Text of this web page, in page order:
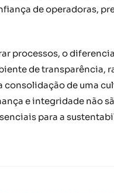
de operadoras,
processos, o
de transparência,
consolidação de uma
e integridade não
para a